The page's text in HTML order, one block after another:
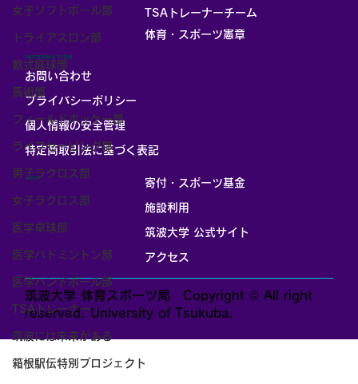
女子ソフトボール部
トライアスロン部
軟式庭球部
馬術部
フィールドホッケー部
ライフセービング部
男子ラクロス部
女子ラクロス部
医学卓球部
医学バドミントン部
医学ハンドボール部
TSAトレーナー
筑波には未来がある
箱根駅伝特別プロジェクト
TSAトレーナーチーム
体育・スポーツ憲章
寄付・スポーツ基金
施設利用
筑波大学 公式サイト
アクセス
LINK
INFORMATION
お問い合わせ
プライバシーポリシー
個人情報の安全管理
​特定商取引法に基づく表記
筑波大学 体育スポーツ局 Copyright © All right
reserved. University of Tsukuba.